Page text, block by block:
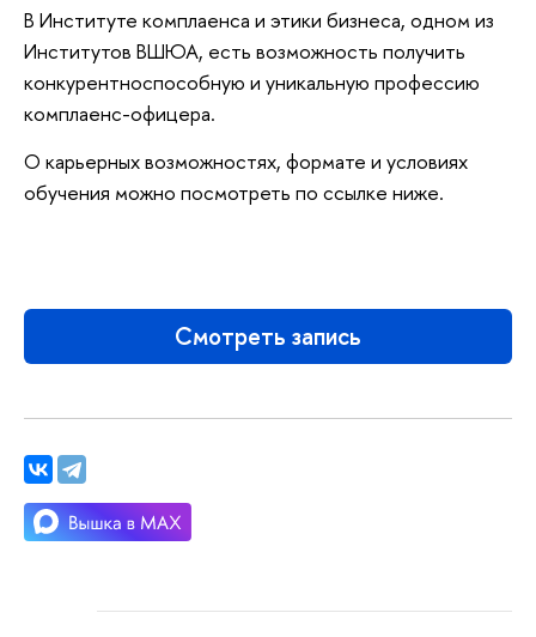
В Институте комплаенса и этики бизнеса, одном из
Институтов ВШЮА, есть возможность получить
конкурентноспособную и уникальную профессию
комплаенс-офицера.
О карьерных возможностях, формате и условиях
обучения можно посмотреть по ссылке ниже.
Смотреть запись